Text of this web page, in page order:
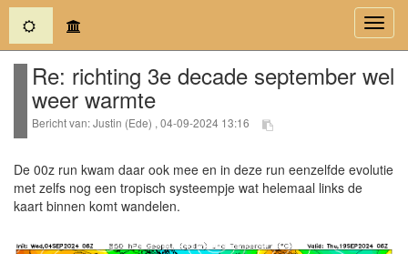
(current)
Re: richting 3e decade september wel
weer warmte
Bericht van: Justin (Ede) , 04-09-2024 13:16
De 00z run kwam daar ook mee en in deze run eenzelfde evolutie
met zelfs nog een tropisch systeempje wat helemaal links de
kaart binnen komt wandelen.